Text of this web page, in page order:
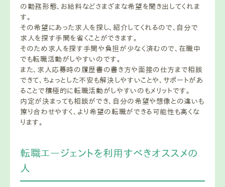
の勤務形態、お給料などさまざまな希望を聞き出してくれま
す。
その希望にあった求人を探し、紹介してくれるので、自分で
求人を探す手間を省くことができます。
そのため求人を探す手間や負担が少なく済むので、在職中
でも転職活動がしやすいのです。
また、求人応募時の履歴書の書き方や面接の仕方まで相談
できて、ちょっとした不安も解決しやすいことや、サポートがあ
ることで積極的に転職活動がしやすいのもメリットです。
内定が決まっても相談ができ、自分の希望や想像との違いも
擦り合わせやすく、より希望の転職ができる可能性も高くな
ります。
転職エージェントを利用すべきオススメの
人